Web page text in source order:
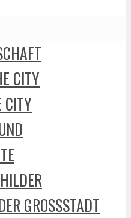
CITY
CITY
GROSSSTADT